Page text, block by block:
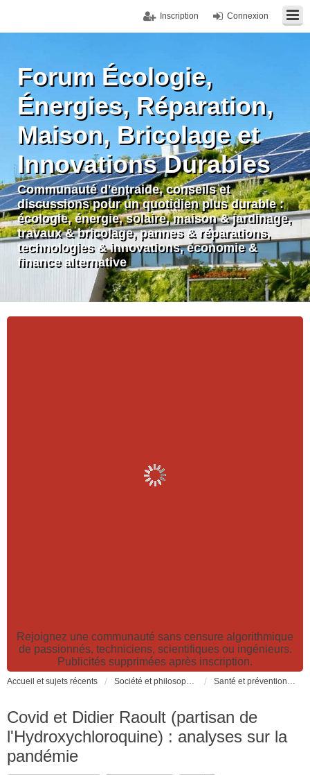
Connexion
Inscription
Forum Écologie,
Énergies, Réparation,
Maison, Bricolage et
Innovations Durables
Communauté d'entraide, conseils et
discussions pour un quotidien plus durable :
écologie, énergie, solaire, maison & jardinage,
travaux & bricolage, pannes & réparations,
technologies & innovations, économie &
finance alternative
Rejoignez une communauté sans censure algorithmique
de passionnés, techniciens, scientifiques ou ingénieurs.
Publicités supprimées après inscription.
Accueil et sujets récents Société et philosophie. Sciences et technologies. Santé et prévention. Santé et prévention. Pollutions, causes et effets des risques environnementaux
Covid et Didier Raoult (partisan de
l'Hydroxychloroquine) : analyses sur la
pandémie